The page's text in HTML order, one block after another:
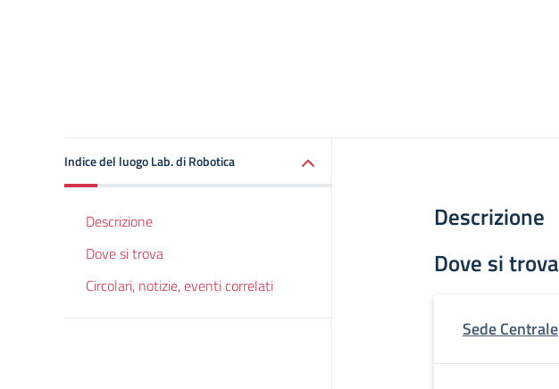
Indice del luogo Lab. di Robotica
Descrizione
Dove si trova
Circolari, notizie, eventi correlati
Descrizione
Dove si trova
Sede Centrale